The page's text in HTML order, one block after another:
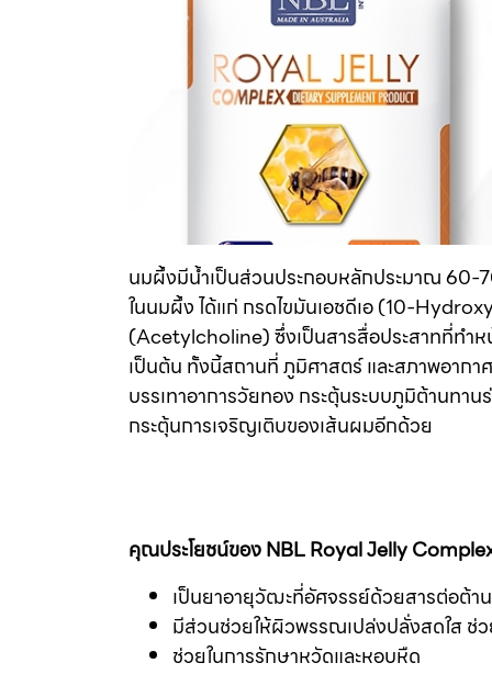
นมผึ้งมีน้ำเป็นส่วนประกอบหลักประมาณ 60-
ในนมผึ้ง ได้แก่ กรดไขมันเอชดีเอ (10-
(Acetylcholine) ซึ่งเป็นสารสื่อประสาทที่ทำหน้
เป็นต้น ทั้งนี้สถานที่ ภูมิศาสตร์ และสภาพอาก
บรรเทาอาการวัยทอง กระตุ้นระบบภูมิต้านทา
กระตุ้นการเจริญเติบของเส้นผมอีกด้วย
คุณประโยชน์ของ NBL Royal Jelly
เป็นยาอายุวัฒะที่อัศจรรย์ด้วยสารต่อต้า
มีส่วนช่วยให้ผิวพรรณเปล่งปลั่งสดใส ช่
ช่วยในการรักษาหวัดและหอบหืด